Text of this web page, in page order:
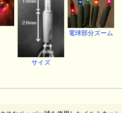
サイズ
電球部分ズーム